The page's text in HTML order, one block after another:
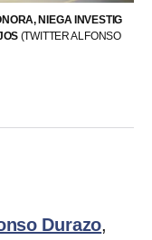
NIEGA INVESTIG
(TWITTER ALFONSO
Durazo,